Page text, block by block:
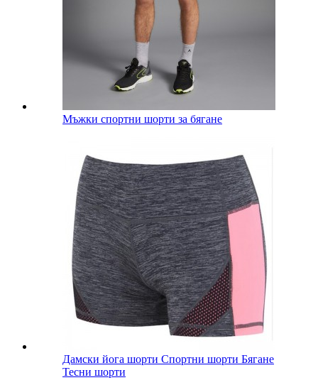
Мъжки спортни шорти за бягане
Дамски йога шорти Спортни шорти Бягане
Тесни шорти